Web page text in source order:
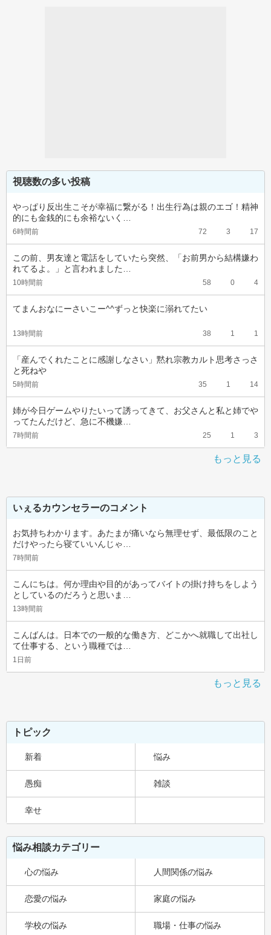
視聴数の多い投稿
やっぱり反出生こそが幸福に繋がる！出生行為は親のエゴ！精神
的にも金銭的にも余裕ないく…
6時間前 72 3 17
この前、男友達と電話をしていたら突然、「お前男から結構嫌わ
れてるよ。」と言われました…
10時間前 58 0 4
てまんおなにーさいこー^^ずっと快楽に溺れてたい
13時間前 38 1 1
「産んでくれたことに感謝しなさい」黙れ宗教カルト思考さっさ
と死ねや
5時間前 35 1 14
姉が今日ゲームやりたいって誘ってきて、お父さんと私と姉でや
ってたんだけど、急に不機嫌…
7時間前 25 1 3
もっと見る
いぇるカウンセラーのコメント
お気持ちわかります。あたまが痛いなら無理せず、最低限のこと
だけやったら寝ていいんじゃ…
7時間前
こんにちは。何か理由や目的があってバイトの掛け持ちをしよう
としているのだろうと思いま…
13時間前
こんばんは。日本での一般的な働き方、どこかへ就職して出社し
て仕事する、という職種では…
1日前
もっと見る
トピック
新着 悩み
愚痴 雑談
幸せ
悩み相談カテゴリー
心の悩み 人間関係の悩み
恋愛の悩み 家庭の悩み
学校の悩み 職場・仕事の悩み